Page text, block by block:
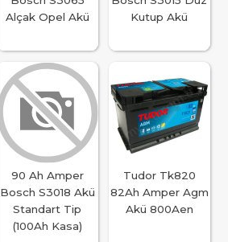
Alçak Opel Akü
Kutup Akü
90 Ah Amper
Bosch S3018 Akü
Standart Tip
(100Ah Kasa)
Tudor Tk820
82Ah Amper Agm
Akü 800Aen